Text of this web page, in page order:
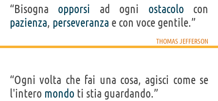
“Bisogna opporsi ad ogni ostacolo con
pazienza, perseveranza e con voce gentile.”
THOMAS JEFFERSON
“Ogni volta che fai una cosa, agisci come se
l'intero mondo ti stia guardando.”